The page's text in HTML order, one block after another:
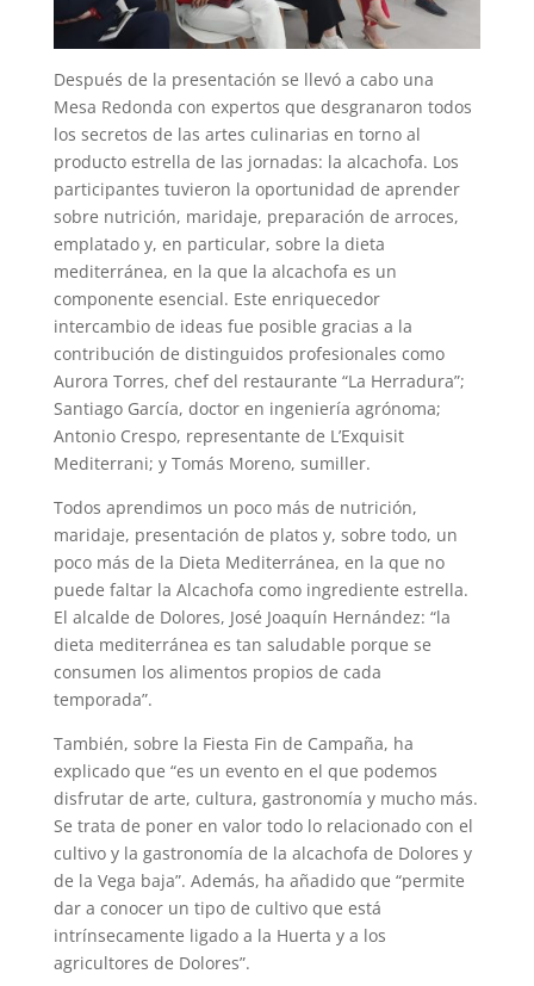
Después de la presentación se llevó a cabo una
Mesa Redonda con expertos que desgranaron todos
los secretos de las artes culinarias en torno al
producto estrella de las jornadas: la alcachofa. Los
participantes tuvieron la oportunidad de aprender
sobre nutrición, maridaje, preparación de arroces,
emplatado y, en particular, sobre la dieta
mediterránea, en la que la alcachofa es un
componente esencial. Este enriquecedor
intercambio de ideas fue posible gracias a la
contribución de distinguidos profesionales como
Aurora Torres, chef del restaurante “La Herradura”;
Santiago García, doctor en ingeniería agrónoma;
Antonio Crespo, representante de L’Exquisit
Mediterrani; y Tomás Moreno, sumiller.
Todos aprendimos un poco más de nutrición,
maridaje, presentación de platos y, sobre todo, un
poco más de la Dieta Mediterránea, en la que no
puede faltar la Alcachofa como ingrediente estrella.
El alcalde de Dolores, José Joaquín Hernández: “la
dieta mediterránea es tan saludable porque se
consumen los alimentos propios de cada
temporada”.
También, sobre la Fiesta Fin de Campaña, ha
explicado que “es un evento en el que podemos
disfrutar de arte, cultura, gastronomía y mucho más.
Se trata de poner en valor todo lo relacionado con el
cultivo y la gastronomía de la alcachofa de Dolores y
de la Vega baja”. Además, ha añadido que “permite
dar a conocer un tipo de cultivo que está
intrínsecamente ligado a la Huerta y a los
agricultores de Dolores”.